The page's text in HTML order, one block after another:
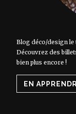
Blog déco/design le
Découvrez des
bien plus encore !
EN